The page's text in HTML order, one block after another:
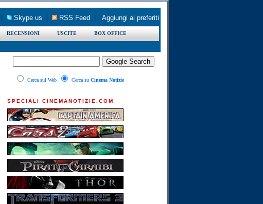
Skype us RSS Feed Aggiungi ai preferiti
RECENSIONI USCITE BOX OFFICE
Cerca sul Web Cerca su Cinema Notizie
SPECIALI CINEMANOTIZIE.COM